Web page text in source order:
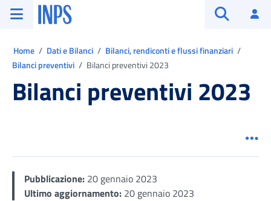
Vai al menu principale
Vai al contenuto principale
Vai al pie' di pagina
INPS ()
Home Dati e Bilanci
Bilanci, rendiconti e flussi finanziari
Bilanci preventivi
Bilanci preventivi 2023
Bilanci preventivi 2023
Pubblicazione: 20 gennaio 2023
Ultimo aggiornamento: 20 gennaio 2023